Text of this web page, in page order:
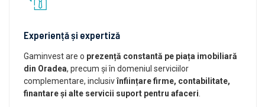
Experiență și expertiză
Gaminvest are o prezență constantă pe piața imobiliară
din Oradea, precum și în domeniul serviciilor
complementare, inclusivînființare firme, contabilitate,
finantare și alte servicii suport pentru afaceri